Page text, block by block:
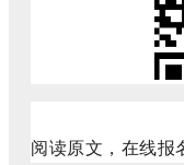
阅读原文，在线报